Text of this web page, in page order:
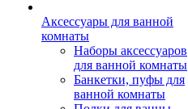
Аксессуары для ванной
комнаты
Наборы аксессуаров
для ванной комнаты
Банкетки, пуфы для
ванной комнаты